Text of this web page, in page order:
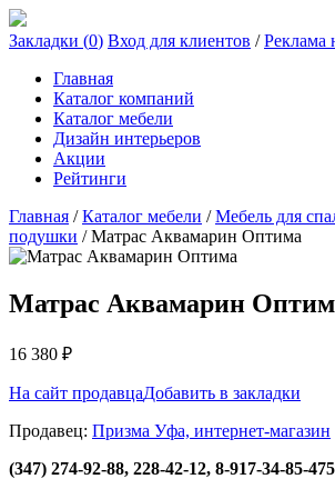
Закладки (0) Вход для клиентов /Реклама
Главная
Каталог компаний
Каталог мебели
Дизайн интерьеров
Акции
Рейтинги
Главная /Каталог мебели /Мебель для
подушки /Матрас Аквамарин Оптима
Матрас Аквамарин
16 380 ₽
На сайт продавцаДобавить в закладки
Продавец: Призма Уфа, интернет-магазин
(347) 274-92-88, 228-42-12, 8-917-34-85-475